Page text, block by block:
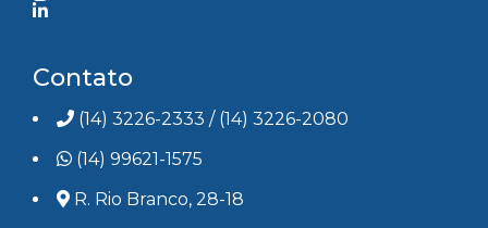
Contato
(14) 3226-2333 / (14) 3226-2080
(14) 99621-1575
R. Rio Branco, 28-18